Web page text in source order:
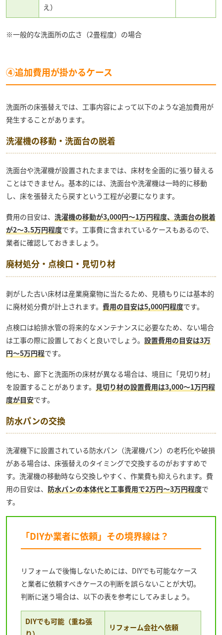
え）
※一般的な洗面所の広さ（2畳程度）の場合
④追加費用が掛かるケース
洗面所の床張替えでは、工事内容によって以下のような追加費用が
発生することがあります。
洗濯機の移動・洗面台の脱着
洗面台や洗濯機が設置されたままでは、床材を全面的に張り替える
ことはできません。基本的には、洗面台や洗濯機は一時的に移動
し、床を張替えたら戻すという工程が必要になります。
費用の目安は、 洗濯機の移動が3,000円〜1万円程度、洗面台の脱着
が2〜3.5万円程度です。工事費に含まれているケースもあるので、
業者に確認しておきましょう。
廃材処分・点検口・見切り材
剥がした古い床材は産業廃棄物に当たるため、見積もりには基本的
に廃材処分費が計上されます。 費用の目安は5,000円程度です。
点検口は給排水管の将来的なメンテナンスに必要なため、ない場合
は工事の際に設置しておくと良いでしょう。 設置費用の目安は3万
円～5万円程です。
他にも、廊下と洗面所の床材が異なる場合は、境目に「見切り材」
を設置することがあります。 見切り材の設置費用は3,000〜1万円程
度が目安です。
防水パンの交換
洗濯機下に設置されている防水パン（洗濯機パン）の老朽化や破損
がある場合は、床張替えのタイミングで交換するのがおすすめで
す。洗濯機の移動時なら交換しやすく、作業費も抑えられます。費
用の目安は、 防水パンの本体代と工事費用で2万円～3万円程度で
す。
「DIYか業者に依頼」その境界線は？
リフォームで後悔しないためには、DIYでも可能なケース
と業者に依頼すべきケースの判断を誤らないことが大切。
判断に迷う場合は、以下の表を参考にしてみましょう。
DIYでも可能（重ね張
リフォーム会社へ依頼